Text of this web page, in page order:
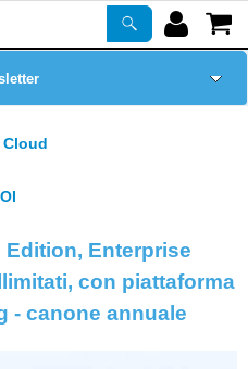
Cloud
Edition, Enterprise
con piattaforma
- canone annuale